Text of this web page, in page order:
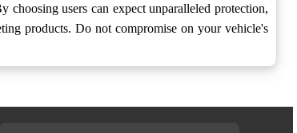
users can expect unparalleled protection,
products. Do not compromise on your vehicle's